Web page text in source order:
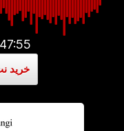
خرید نت ۳۰۰۰۰